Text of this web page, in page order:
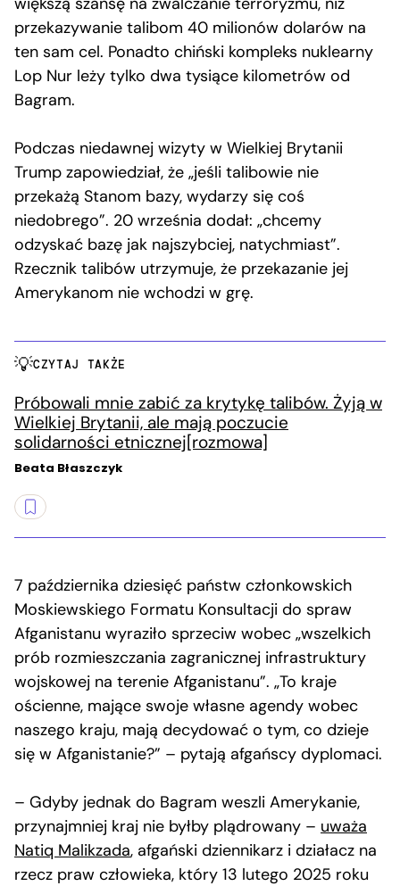
przekazywanie talibom 40 milionów dolarów na
ten sam cel. Ponadto chiński kompleks nuklearny
Lop Nur leży tylko dwa tysiące kilometrów od
Bagram.
Podczas niedawnej wizyty w Wielkiej Brytanii
Trump zapowiedział, że „jeśli talibowie nie
przekażą Stanom bazy, wydarzy się coś
niedobrego”. 20 września dodał: „chcemy
odzyskać bazę jak najszybciej, natychmiast”.
Rzecznik talibów utrzymuje, że przekazanie jej
Amerykanom nie wchodzi w grę.
CZYTAJ TAKŻE
Próbowali mnie zabić za krytykę talibów. Żyją w
Wielkiej Brytanii, ale mają poczucie
solidarności etnicznej[rozmowa]
Beata Błaszczyk
7 października dziesięć państw członkowskich
Moskiewskiego Formatu Konsultacji do spraw
Afganistanu wyraziło sprzeciw wobec „wszelkich
prób rozmieszczania zagranicznej infrastruktury
wojskowej na terenie Afganistanu”. „To kraje
ościenne, mające swoje własne agendy wobec
naszego kraju, mają decydować o tym, co dzieje
się w Afganistanie?” – pytają afgańscy dyplomaci.
– Gdyby jednak do Bagram weszli Amerykanie,
przynajmniej kraj nie byłby plądrowany – uważa
Natiq Malikzada, afgański dziennikarz i działacz na
rzecz praw człowieka, który 13 lutego 2025 roku